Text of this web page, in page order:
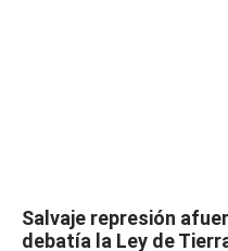
Salvaje represión
debatía la Ley de